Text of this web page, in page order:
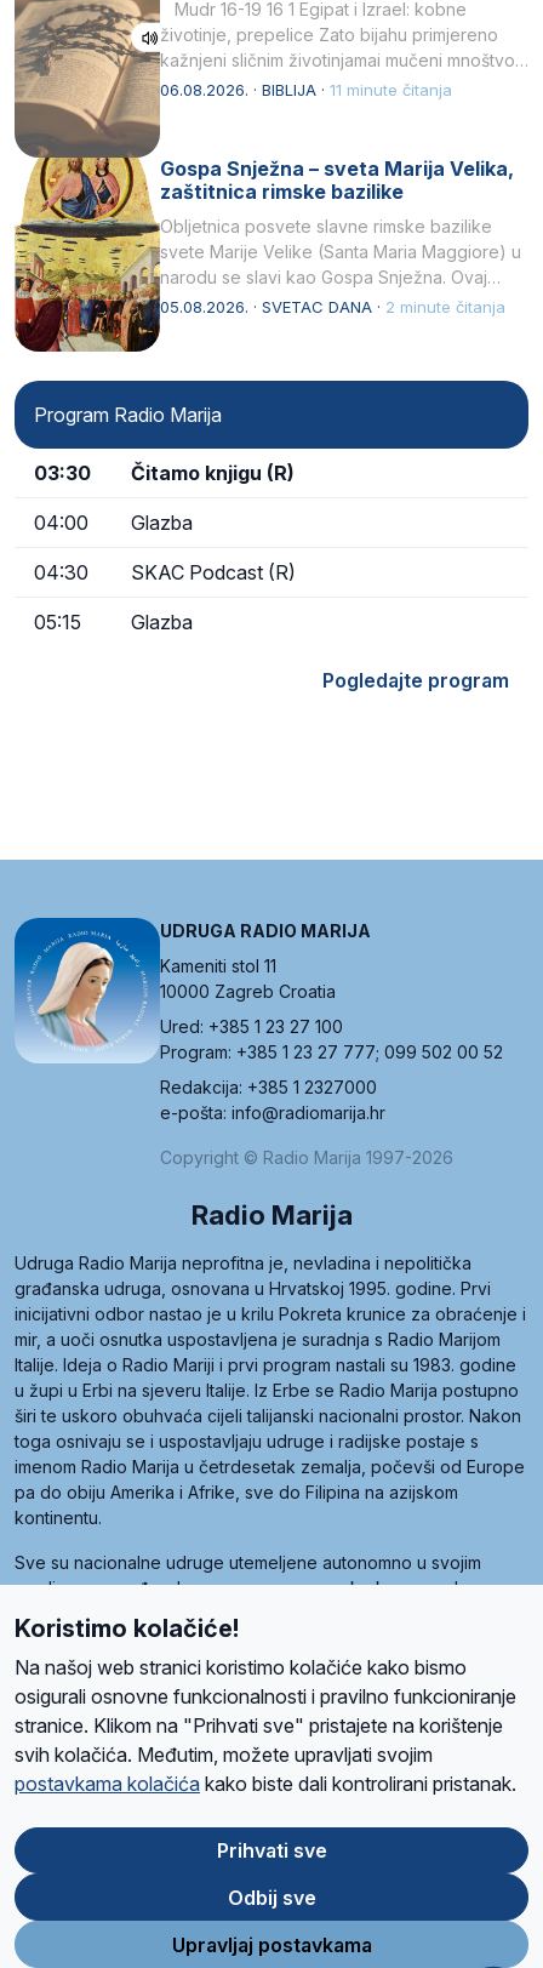
Mudr 16-19 16 1 Egipat i Izrael: kobne
životinje, prepelice Zato bijahu primjereno
kažnjeni sličnim životinjamai mučeni mnoštvom
kukaca.2 A narod…
06.08.2026. · BIBLIJA · 11 minute čitanja
Gospa Snježna – sveta Marija Velika,
zaštitnica rimske bazilike
Obljetnica posvete slavne rimske bazilike
svete Marije Velike (Santa Maria Maggiore) u
narodu se slavi kao Gospa Snježna. Ovaj
naziv, Sancta Maria…
05.08.2026. · SVETAC DANA · 2 minute čitanja
Program Radio Marija
03:30 Čitamo knjigu (R)
04:00 Glazba
04:30 SKAC Podcast (R)
05:15 Glazba
Pogledajte program
UDRUGA RADIO MARIJA
Kameniti stol 11
10000 Zagreb Croatia
Ured: +385 1 23 27 100
Program: +385 1 23 27 777; 099 502 00 52
Redakcija: +385 1 2327000
e-pošta: info@radiomarija.hr
Copyright © Radio Marija 1997-2026
Radio Marija
Udruga Radio Marija neprofitna je, nevladina i nepolitička
građanska udruga, osnovana u Hrvatskoj 1995. godine. Prvi
inicijativni odbor nastao je u krilu Pokreta krunice za obraćenje i
mir, a uoči osnutka uspostavljena je suradnja s Radio Marijom
Italije. Ideja o Radio Mariji i prvi program nastali su 1983. godine
u župi u Erbi na sjeveru Italije. Iz Erbe se Radio Marija postupno
širi te uskoro obuhvaća cijeli talijanski nacionalni prostor. Nakon
toga osnivaju se i uspostavljaju udruge i radijske postaje s
imenom Radio Marija u četrdesetak zemalja, počevši od Europe
pa do obiju Amerika i Afrike, sve do Filipina na azijskom
kontinentu.
Sve su nacionalne udruge utemeljene autonomno u svojim
zemljama, a međusobna su povezane preko krovne udruge
pod nazivom Svjetska obitelj Radio Marije (World Family of
Radio Maria). Svjetsku obitelj utemeljilo je sedam članica, među
kojima je i hrvatska Udruga Radio Marija.
O namaRadio ProgramVolonteriPrijateljiKontaktPravila privatnosti
Ova stranica je zaštićena Google reCAPTCHA sustavom
Store
Google
Play
Koristimo kolačiće!
Na našoj web stranici koristimo kolačiće kako bismo
osigurali osnovne funkcionalnosti i pravilno funkcioniranje
stranice. Klikom na "Prihvati sve" pristajete na korištenje
svih kolačića. Međutim, možete upravljati svojim
postavkama kolačića kako biste dali kontrolirani pristanak.
Prihvati sve
Odbij sve
Upravljaj postavkama